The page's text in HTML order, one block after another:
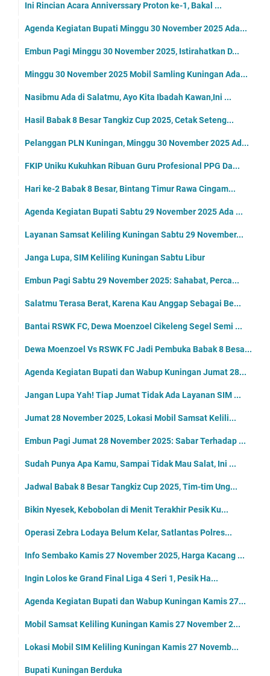
Ini Rincian Acara Anniverssary Proton ke-1, Bakal ...
Agenda Kegiatan Bupati Minggu 30 November 2025 Ada...
Embun Pagi Minggu 30 November 2025, Istirahatkan D...
Minggu 30 November 2025 Mobil Samling Kuningan Ada...
Nasibmu Ada di Salatmu, Ayo Kita Ibadah Kawan,Ini ...
Hasil Babak 8 Besar Tangkiz Cup 2025, Cetak Seteng...
Pelanggan PLN Kuningan, Minggu 30 November 2025 Ad...
FKIP Uniku Kukuhkan Ribuan Guru Profesional PPG Da...
Hari ke-2 Babak 8 Besar, Bintang Timur Rawa Cingam...
Agenda Kegiatan Bupati Sabtu 29 November 2025 Ada ...
Layanan Samsat Keliling Kuningan Sabtu 29 November...
Janga Lupa, SIM Keliling Kuningan Sabtu Libur
Embun Pagi Sabtu 29 November 2025: Sahabat, Perca...
Salatmu Terasa Berat, Karena Kau Anggap Sebagai Be...
Bantai RSWK FC, Dewa Moenzoel Cikeleng Segel Semi ...
Dewa Moenzoel Vs RSWK FC Jadi Pembuka Babak 8 Besa...
Agenda Kegiatan Bupati dan Wabup Kuningan Jumat 28...
Jangan Lupa Yah! Tiap Jumat Tidak Ada Layanan SIM ...
Jumat 28 November 2025, Lokasi Mobil Samsat Kelili...
Embun Pagi Jumat 28 November 2025: Sabar Terhadap ...
Sudah Punya Apa Kamu, Sampai Tidak Mau Salat, Ini ...
Jadwal Babak 8 Besar Tangkiz Cup 2025, Tim-tim Ung...
Bikin Nyesek, Kebobolan di Menit Terakhir Pesik Ku...
Operasi Zebra Lodaya Belum Kelar, Satlantas Polres...
Info Sembako Kamis 27 November 2025, Harga Kacang ...
Ingin Lolos ke Grand Final Liga 4 Seri 1, Pesik Ha...
Agenda Kegiatan Bupati dan Wabup Kuningan Kamis 27...
Mobil Samsat Keliling Kuningan Kamis 27 November 2...
Lokasi Mobil SIM Keliling Kuningan Kamis 27 Novemb...
Bupati Kuningan Berduka